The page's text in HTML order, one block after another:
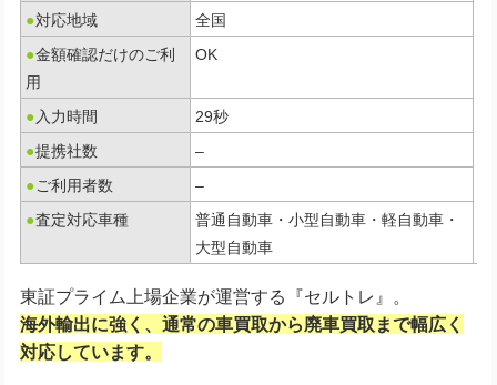
●対応地域
全国
●金額確認だけのご利
用
OK
● 入力時間
29秒
●提携社数
–
●ご利用者数
–
●査定対応車種
普通自動車・小型自動車・軽自動車・
大型自動車
東証プライム上場企業が運営する『セルトレ』。
海外輸出に強く、通常の車買取から廃車買取まで幅広く
対応しています。